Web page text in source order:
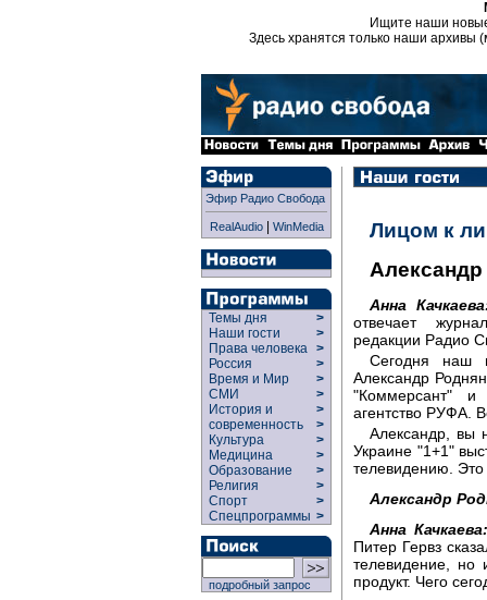
Ищите наши
Здесь хранятся только наши архивы
Эфир Радио Свобода
RealAudio| WinMedia
Темы дня
>
Наши гости
>
Права человека >
Россия
>
Время и Мир
>
СМИ
>
История и
современность
>
>
Культура
>
Медицина
>
Образование
>
Религия
>
Спорт
>
Спецпрограммы >
подробный запрос
Лицом к
Анна
отвечает
редакции Радио
Сегодня наш
Александр
"Коммерсант" и
агентство РУФА.
Александр, вы
Украине "1+1"
телевидению. Это
Александр
Анна Качкаева:
Питер Гервз
телевидение, но
продукт. Чего